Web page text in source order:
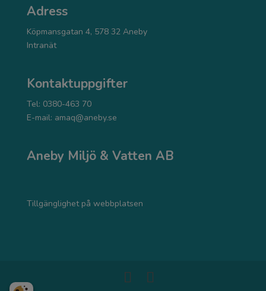
Adress
Köpmansgatan 4, 578 32 Aneby
Intranät
Kontaktuppgifter
Tel: 0380-463 70
E-mail: amaq@aneby.se
Aneby Miljö & Vatten AB
Tillgänglighet på webbplatsen